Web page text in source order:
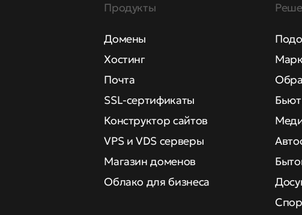
Продукты
Домены
Хостинг
Почта
SSL-сертификаты
Конструктор сайтов
VPS и VDS серверы
Магазин доменов
Облако для бизнеса